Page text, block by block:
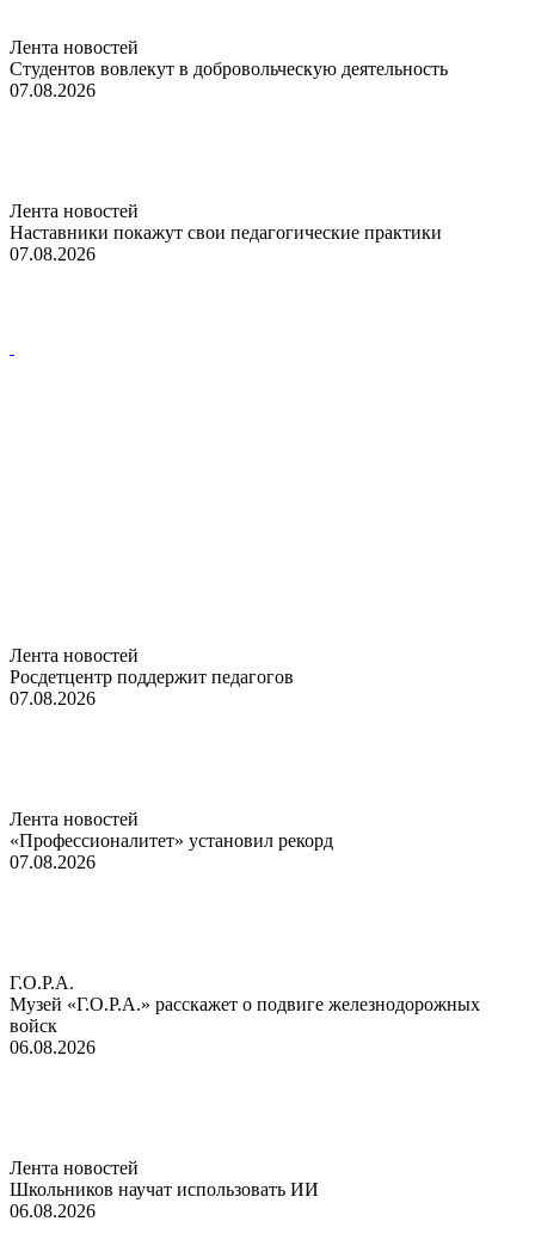
Лента новостей
Студентов вовлекут в добровольческую деятельность
07.08.2026
Лента новостей
Наставники покажут свои педагогические практики
07.08.2026
Лента новостей
Росдетцентр поддержит педагогов
07.08.2026
Лента новостей
«Профессионалитет» установил рекорд
07.08.2026
Г.О.Р.А.
Музей «Г.О.Р.А.» расскажет о подвиге железнодорожных
войск
06.08.2026
Лента новостей
Школьников научат использовать ИИ
06.08.2026